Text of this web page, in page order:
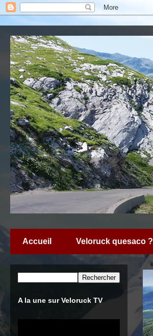
Accueil Veloruck quesaco ?
A la une sur Veloruck TV